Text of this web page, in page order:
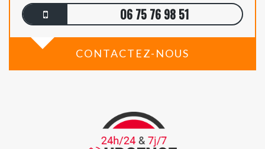
06 75 76 98 51
CONTACTEZ-NOUS